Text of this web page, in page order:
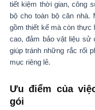
tiết kiệm thời gian, công
bộ cho toàn bộ căn nhà.
gồm thiết kế mà còn thực
cao, đảm bảo vật liệu sử
giúp tránh những rắc rối
mục riêng lẻ.
Ưu điểm của
gói